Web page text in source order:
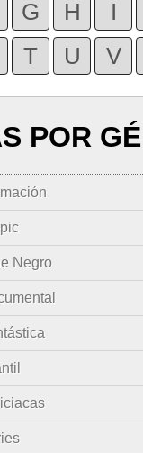
G H
I
T U V
POR
Negro